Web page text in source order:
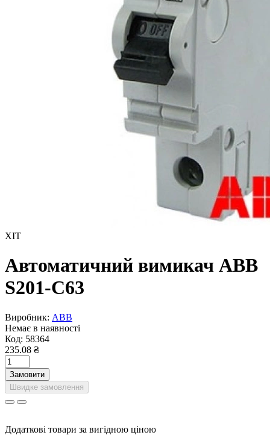
ХІТ
Автоматичний вимикач ABB
S201-С63
Виробник: ABB
Немає в наявності
Код: 58364
235.08 ₴
Замовити
Швидке замовлення
Додаткові товари за вигідною ціною